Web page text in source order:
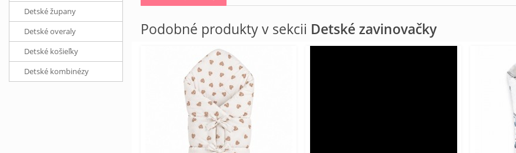
Podobné produkty v sekcii Detské zavinovačky
Detské župany
Detské overaly
Detské košieľky
Detské kombinézy